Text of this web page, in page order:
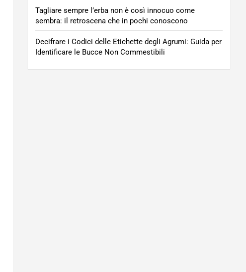
Tagliare sempre l’erba non è così innocuo come
sembra: il retroscena che in pochi conoscono
Decifrare i Codici delle Etichette degli Agrumi: Guida per
Identificare le Bucce Non Commestibili